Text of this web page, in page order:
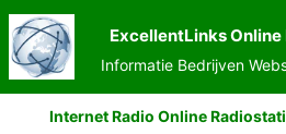
Ga
naar
de
inhoud
ExcellentLinks
Informatie Bedrijven
Internet Radio Online